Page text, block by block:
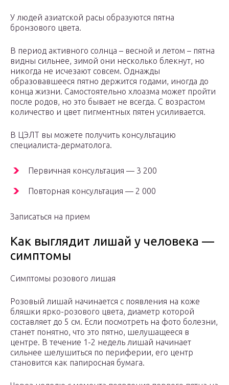
У людей азиатской расы образуются пятна
бронзового цвета.
В период активного солнца – весной и летом – пятна
видны сильнее, зимой они несколько блекнут, но
никогда не исчезают совсем. Однажды
образовавшееся пятно держится годами, иногда до
конца жизни. Самостоятельно хлоазма может пройти
после родов, но это бывает не всегда. С возрастом
количество и цвет пигментных пятен усиливается.
В ЦЭЛТ вы можете получить консультацию
специалиста-дерматолога.
Первичная консультация — 3 200
Повторная консультация — 2 000
Записаться на прием
Как выглядит лишай у человека —
симптомы
Симптомы розового лишая
Розовый лишай начинается с появления на коже
бляшки ярко-розового цвета, диаметр которой
составляет до 5 см. Если посмотреть на фото болезни,
станет понятно, что это пятно, шелушащееся в
центре. В течение 1-2 недель лишай начинает
сильнее шелушиться по периферии, его центр
становится как папиросная бумага.